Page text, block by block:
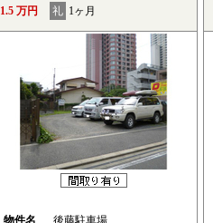
1.5 万円 礼 1ヶ月
物件名 後藤駐車場